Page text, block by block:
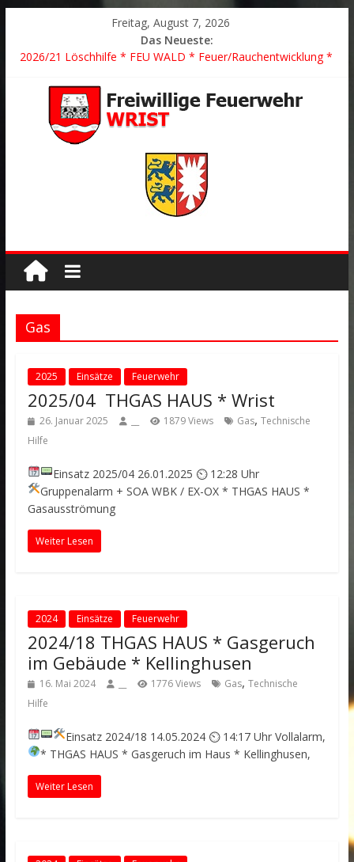
Freitag, August 7, 2026
Das Neueste:
2026/21 Löschhilfe * FEU WALD * Feuer/Rauchentwicklung *
2026/24 * TH G Y * PKW überschlagen *
2026/23 TH K Y * Person in festsitzendem Aufzug *
2026/22 TH Y * VU * 1 Person klemmt * Hingstheide
Der schönste Einsatz des Jahres 2026
Gas
2025 Einsätze Feuerwehr
2025/04 THGAS HAUS * Wrist
26. Januar 2025 1879 Views Gas, Technische
Hilfe
Einsatz 2025/04 26.01.2025 ⏲ 12:28 Uhr
Gruppenalarm + SOA WBK / EX-OX * THGAS HAUS *
Gasausströmung
Weiter Lesen
2024 Einsätze Feuerwehr
2024/18 THGAS HAUS * Gasgeruch
im Gebäude * Kellinghusen
16. Mai 2024 1776 Views Gas, Technische
Hilfe
Einsatz 2024/18 14.05.2024 ⏲ 14:17 Uhr Vollalarm,
* THGAS HAUS * Gasgeruch im Haus * Kellinghusen,
Weiter Lesen